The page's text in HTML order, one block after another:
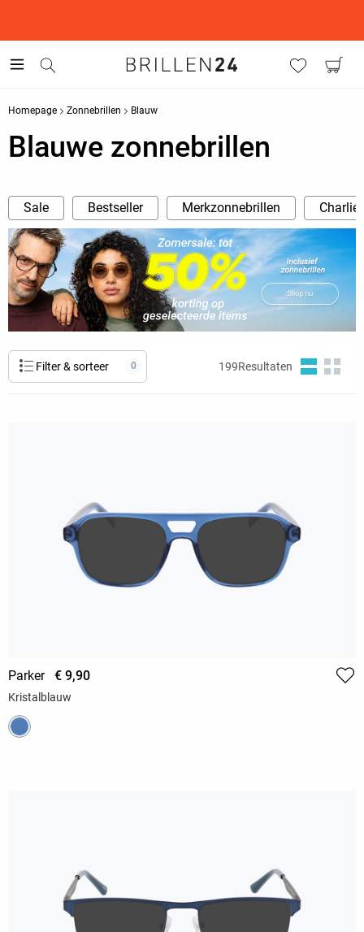
Homepage Zonnebrillen Blauw
Blauwe zonnebrillen
Sale Bestseller Merkzonnebrillen Charlie
Filter & sorteer 0 199Resultaten
Parker € 9,90
Kristalblauw